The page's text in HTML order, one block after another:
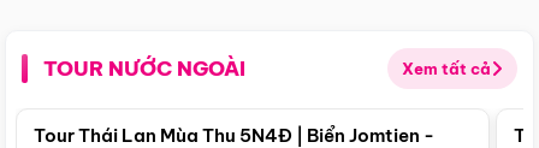
TOUR NƯỚC NGOÀI Xem tất cả
Điểm nổi bật
Tour Thái Lan Mùa Thu 5N4Đ | Biển Jomtien -